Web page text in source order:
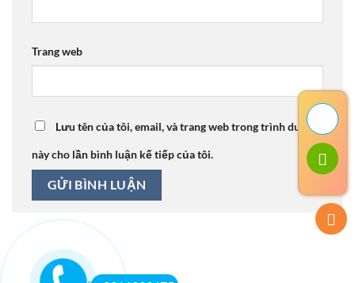
Trang web
Lưu tên của tôi, email, và trang web trong trình duyệt
này cho lần bình luận kế tiếp của tôi.